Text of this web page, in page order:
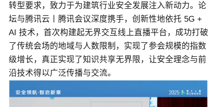
转型要求，致力于为建筑行业安全发展注入新动力。论
坛与腾讯云丨腾讯会议深度携手，创新性地依托 5G +
AI 技术，首次构建起无界交互线上直播平台，成功打破
了传统会场的地域与人数限制，实现了参会规模的指数
级增长，真正实现了知识共享无界限，让安全理念与前
沿技术得以广泛传播与交流。